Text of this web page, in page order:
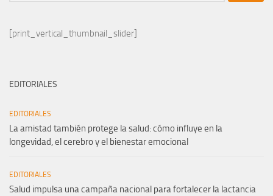
[print_vertical_thumbnail_slider]
EDITORIALES
EDITORIALES
La amistad también protege la salud: cómo influye en la
longevidad, el cerebro y el bienestar emocional
EDITORIALES
Salud impulsa una campaña nacional para fortalecer la lactancia